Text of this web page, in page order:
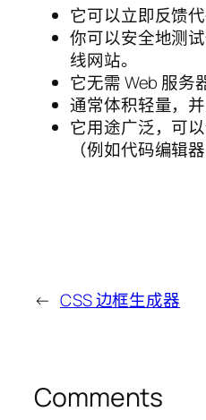
它可以立即反馈
你可以安全地测
线网站。
它无需 Web 服务
通常体积轻量，
它用途广泛，可
（例如代码编辑
← CSS 边框生成器
Comments